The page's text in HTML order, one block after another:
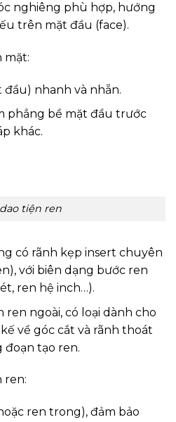
nghiêng phù hợp, hướng
trên mặt đầu (face).
mặt:
đầu) nhanh và nhẵn.
phẳng bề mặt đầu trước
khác.
tiện ren
có rãnh kẹp insert chuyên
với biên dạng bước ren
ren hệ inch…).
ren ngoài, có loại dành cho
về góc cắt và rãnh thoát
đoạn tạo ren.
ren:
ren trong), đảm bảo